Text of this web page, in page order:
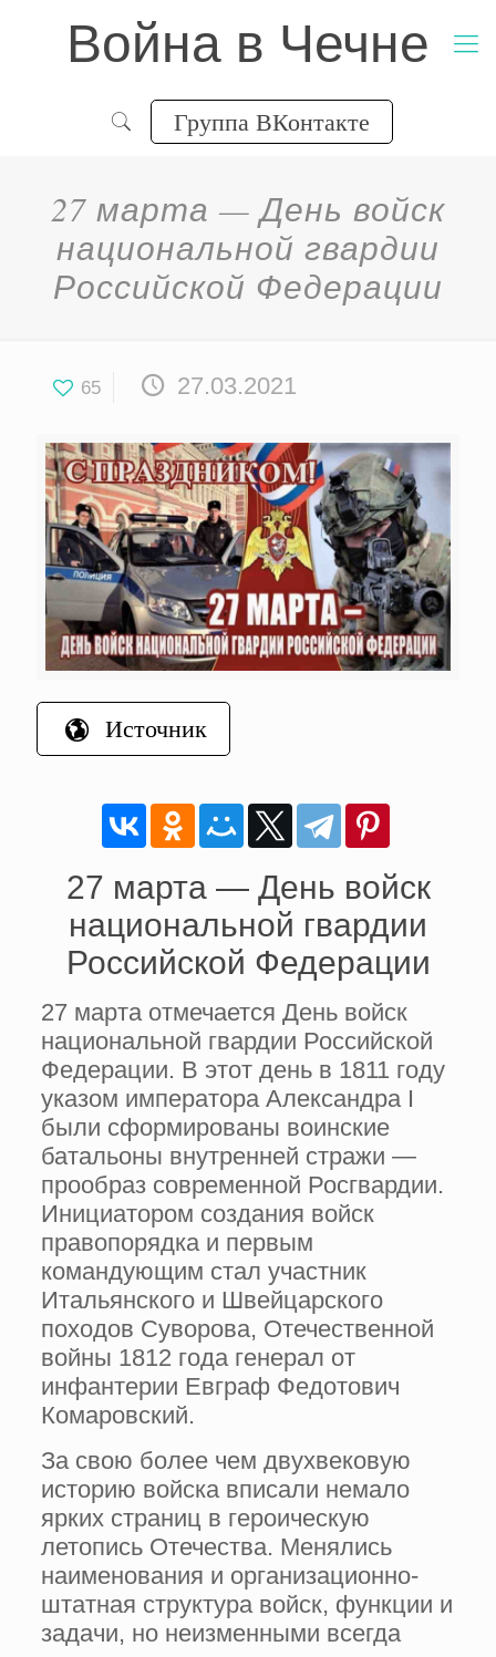
Война в Чечне
Группа ВКонтакте
27 марта — День войск
национальной гвардии
Российской Федерации
65 27.03.2021
Источник
27 марта — День войск
национальной гвардии
Российской Федерации
27 марта отмечается День войск
национальной гвардии Российской
Федерации. В этот день в 1811 году
указом императора Александра I
были сформированы воинские
батальоны внутренней стражи —
прообраз современной Росгвардии.
Инициатором создания войск
правопорядка и первым
командующим стал участник
Итальянского и Швейцарского
походов Суворова, Отечественной
войны 1812 года генерал от
инфантерии Евграф Федотович
Комаровский.
За свою более чем двухвековую
историю войска вписали немало
ярких страниц в героическую
летопись Отечества. Менялись
наименования и организационно-
штатная структура войск, функции и
задачи, но неизменными всегда